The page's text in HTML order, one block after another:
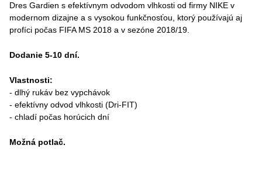
Dres Gardien s efektívnym odvodom vlhkosti od firmy NIKE v
modernom dizajne a s vysokou funkčnosťou, ktorý používajú aj
profíci počas FIFA MS 2018 a v sezóne 2018/19.
Dodanie 5-10 dní.
Vlastnosti:
- dlhý rukáv bez vypchávok
- efektívny odvod vlhkosti (Dri-FIT)
- chladí počas horúcich dní
Možná potlač.